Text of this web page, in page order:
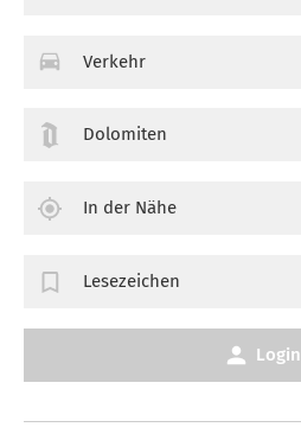
Verkehr
Dolomiten
In der Nähe
Lesezeichen
Login